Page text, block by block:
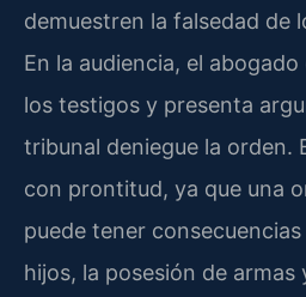
demuestren la falsedad de
En la audiencia, el
los testigos y presenta
tribunal deniegue la orden.
con prontitud, ya que una
puede tener
hijos, la posesión de armas